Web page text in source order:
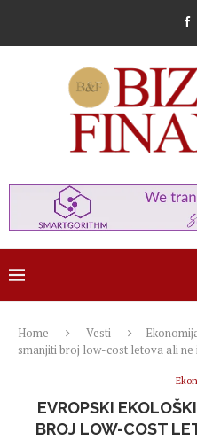
Home Vesti
smanjiti broj low-cost letova ali
EVROPSKI
BROJ LOW-COST